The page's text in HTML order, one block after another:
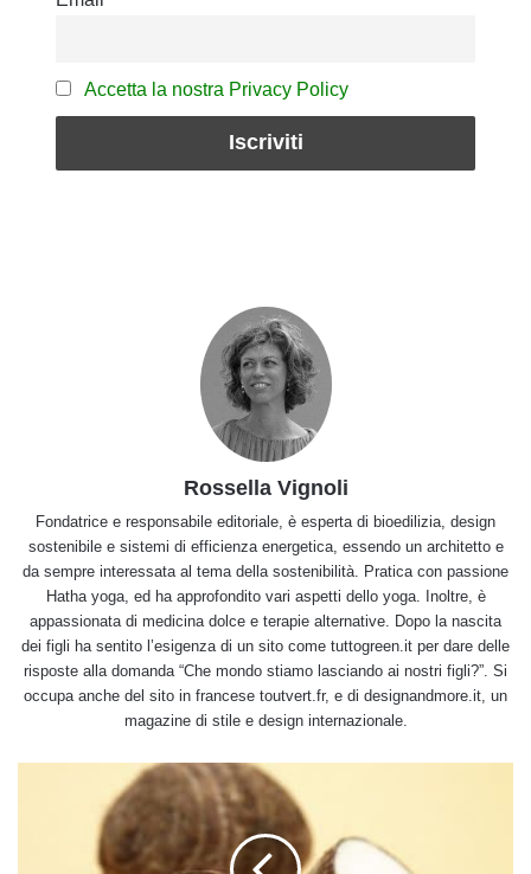
Accetta la nostra Privacy Policy
Rossella Vignoli
Fondatrice e responsabile editoriale, è esperta di bioedilizia, design
sostenibile e sistemi di efficienza energetica, essendo un architetto e
da sempre interessata al tema della sostenibilità. Pratica con passione
Hatha yoga, ed ha approfondito vari aspetti dello yoga. Inoltre, è
appassionata di medicina dolce e terapie alternative. Dopo la nascita
dei figli ha sentito l’esigenza di un sito come tuttogreen.it per dare delle
risposte alla domanda “Che mondo stiamo lasciando ai nostri figli?”. Si
occupa anche del sito in francese toutvert.fr, e di designandmore.it, un
magazine di stile e design internazionale.